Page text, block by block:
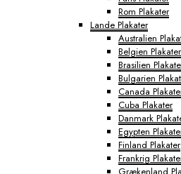
Rom Plakater
Lande Plakater
Australien
Belgien Plakater
Brasilien
Bulgarien
Canada
Cuba Plakater
Danmark
Egypten
Finland Plakater
Frankrig